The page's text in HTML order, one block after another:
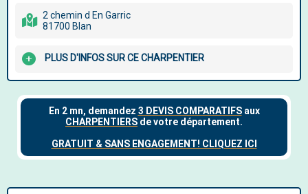
2 chemin d En Garric
81700 Blan
PLUS D'INFOS SUR CE CHARPENTIER